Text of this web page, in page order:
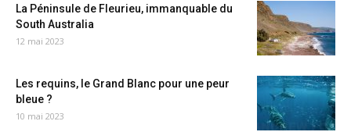
La Péninsule de Fleurieu, immanquable du
South Australia
12 mai 2023
Les requins, le Grand Blanc pour une peur
bleue ?
10 mai 2023